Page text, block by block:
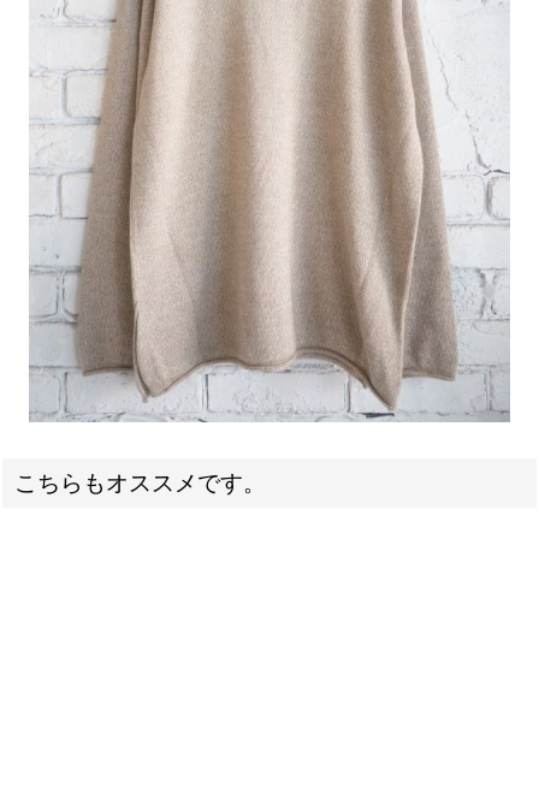
こちらもオススメです。